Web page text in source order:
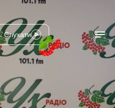
Слухати